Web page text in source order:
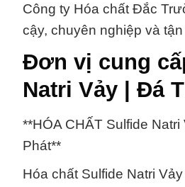
Công ty Hóa chất Đắc
cậy, chuyên nghiệp và
Đơn vị cung
Natri Vảy | Đá
**HÓA CHẤT Sulfide
Phát**
Hóa chất Sulfide Natri